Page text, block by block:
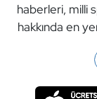
haberleri, milli
hakkında en